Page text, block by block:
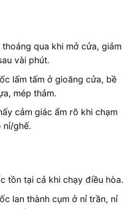
thoáng qua khi mở cửa, giảm
vài phút.
lấm tấm ở gioăng cửa, bề
mép thảm.
cảm giác ẩm rõ khi chạm
nỉ/ghế.
tồn tại cả khi chạy điều hòa.
lan thành cụm ở nỉ trần, nỉ